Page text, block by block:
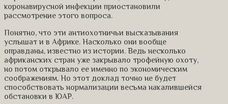
коронавирусной инфекции приостановили
рассмотрение этого вопроса.
Понятно, что эти антиохотничьи высказывания
услышат и в Африке. Насколько они вообще
оправданы, известно из истории. Ведь несколько
африканских стран уже закрывало трофейную охоту,
но потом открывало ее именно по экономическим
соображениям. Но этот доклад точно не будет
способствовать нормализации весьма накалившейся
обстановки в ЮАР.